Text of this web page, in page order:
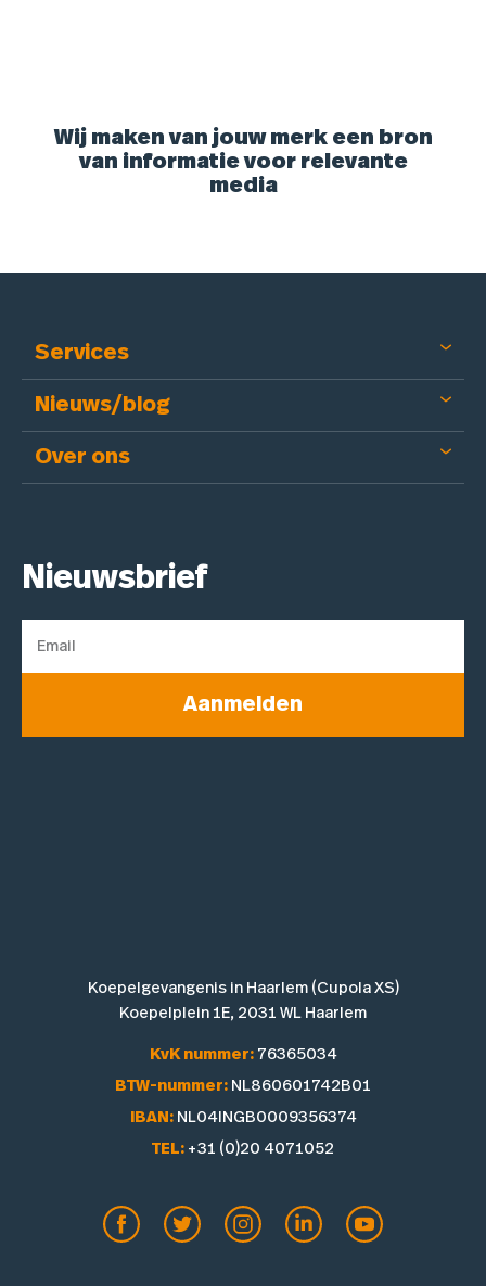
Wij maken van jouw merk een bron
van informatie voor relevante
media
Services
Nieuws/blog
Over ons
Nieuwsbrief
Aanmelden
Koepelgevangenis in Haarlem (Cupola XS)
Koepelplein 1E, 2031 WL Haarlem
KvK nummer:76365034
BTW-nummer: NL860601742B01
IBAN:NL04INGB0009356374
TEL: +31 (0)20 4071052